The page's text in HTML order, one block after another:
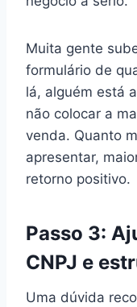
Muita gente
formulário de
lá, alguém está
não colocar a
venda. Quanto
apresentar,
retorno positivo.
Passo 3:
CNPJ e
Uma dúvida